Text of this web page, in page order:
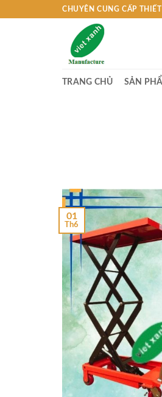
CHUYÊN CUNG CẤP
TRANG CHỦ SẢN
01
Th6